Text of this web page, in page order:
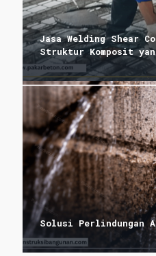
Jasa Welding Shear
Struktur Komposit
Solusi Perlindungan